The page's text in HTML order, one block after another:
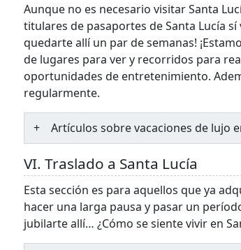
Aunque no es necesario visitar Santa
titulares de pasaportes de Santa Lucía sí
quedarte allí un par de semanas!
de lugares para ver y recorridos para
oportunidades de entretenimiento.
regularmente.
Artículos sobre vacaciones de lujo
VI. Traslado a Santa Lucía
Esta sección es para aquellos que ya
hacer una larga pausa y pasar un
jubilarte allí… ¿Cómo se siente vivir en